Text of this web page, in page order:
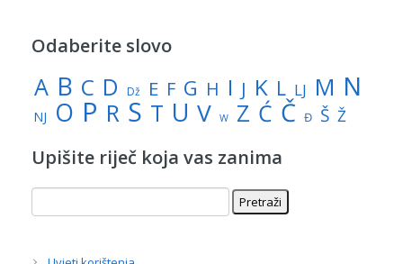
Odaberite slovo
A B C D Dž E F G H I J K L LJ M N
NJ O P R S T U V W Z Ć Č Đ Š Ž
Upišite riječ koja vas zanima